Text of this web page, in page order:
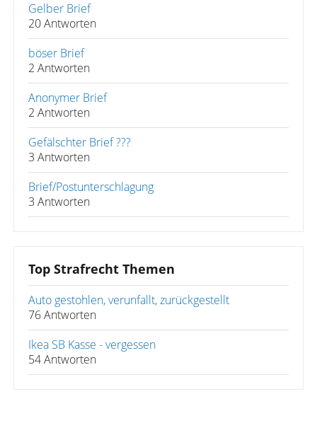
Gelber Brief
20 Antworten
böser Brief
2 Antworten
Anonymer Brief
2 Antworten
Gefälschter Brief ???
3 Antworten
Brief/Postunterschlagung
3 Antworten
Top Strafrecht Themen
Auto gestohlen, verunfallt, zurückgestellt
76 Antworten
Ikea SB Kasse - vergessen
54 Antworten